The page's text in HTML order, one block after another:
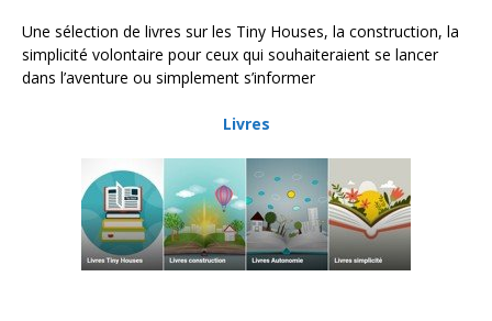
Une sélection de livres sur les Tiny Houses, la construction, la
simplicité volontaire pour ceux qui souhaiteraient se lancer
dans l’aventure ou simplement s’informer
Livres